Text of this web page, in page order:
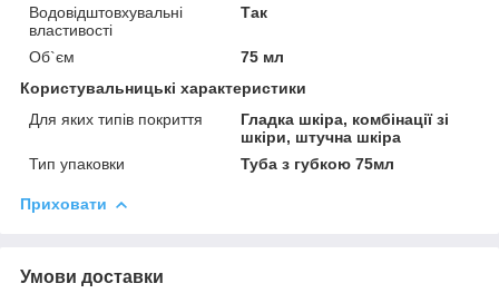
Водовідштовхувальні
властивості
Так
Об`єм
75 мл
Користувальницькі характеристики
Для яких типів покриття
Гладка шкіра, комбінації зі
шкіри, штучна шкіра
Тип упаковки
Туба з губкою 75мл
Приховати
Умови доставки